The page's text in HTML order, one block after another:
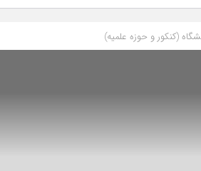
(کنکور و حوزه علمیه)